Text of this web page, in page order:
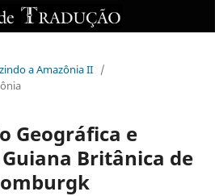
a Amazônia II /
Geográfica e
Britânica de